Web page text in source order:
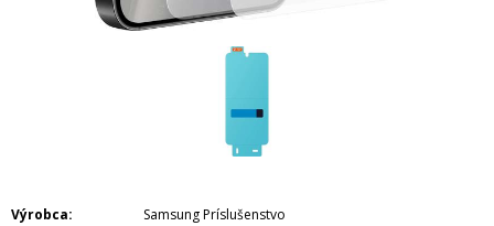
Výrobca
Samsung Príslušenstvo